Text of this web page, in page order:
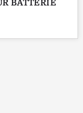
BATTERIE